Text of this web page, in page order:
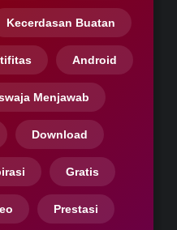
Kecerdasan Buatan
Android
Menjawab
Download
Gratis
Prestasi